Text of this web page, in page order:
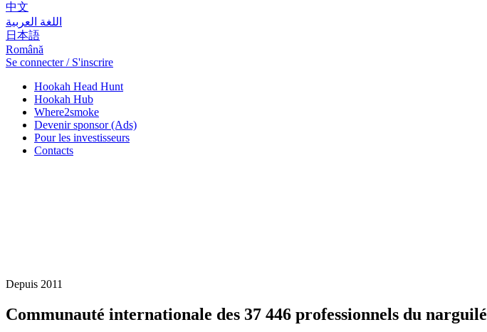
中文
اللغة العربية
日本語
Română
Se connecter / S'inscrire
Hookah Head Hunt
Hookah Hub
Where2smoke
Devenir sponsor (Ads)
Pour les investisseurs
Contacts
Depuis 2011
Communauté internationale des 37 446 professionnels du narguilé